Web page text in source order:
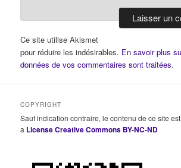
Ce site utilise Akismet
pour réduire les indésirables. En savoir plus
données de vos commentaires sont traitées.
COPYRIGHT
Sauf indication contraire, le contenu de ce site
a License Creative Commons BY-NC-ND